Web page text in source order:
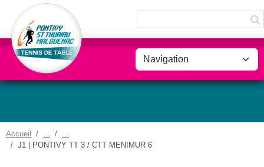
Accueil
J1 | PONTIVY TT 3 / CTT MENIMUR 6
Panneau de gestion des cookies